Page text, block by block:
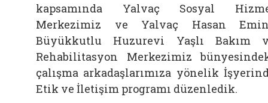
kapsamında Yalvaç Sosyal
Merkezimiz ve Yalvaç Hasan
Büyükkutlu Huzurevi Yaşlı Bakım
Rehabilitasyon Merkezimiz
çalışma arkadaşlarımıza yönelik
Etik ve İletişim programı düzenledik.